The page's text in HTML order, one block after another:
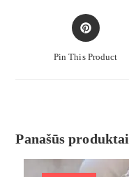
Pin This Product
Panašūs produktai